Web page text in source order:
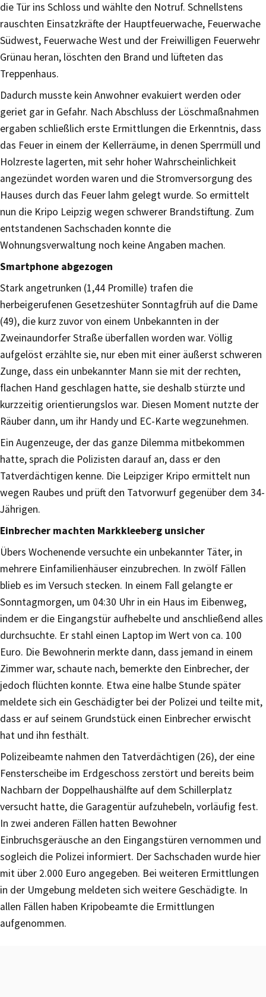
die Tür ins Schloss und wählte den Notruf. Schnellstens
rauschten Einsatzkräfte der Hauptfeuerwache, Feuerwache
Südwest, Feuerwache West und der Freiwilligen Feuerwehr
Grünau heran, löschten den Brand und lüfteten das
Treppenhaus.
Dadurch musste kein Anwohner evakuiert werden oder
geriet gar in Gefahr. Nach Abschluss der Löschmaßnahmen
ergaben schließlich erste Ermittlungen die Erkenntnis, dass
das Feuer in einem der Kellerräume, in denen Sperrmüll und
Holzreste lagerten, mit sehr hoher Wahrscheinlichkeit
angezündet worden waren und die Stromversorgung des
Hauses durch das Feuer lahm gelegt wurde. So ermittelt
nun die Kripo Leipzig wegen schwerer Brandstiftung. Zum
entstandenen Sachschaden konnte die
Wohnungsverwaltung noch keine Angaben machen.
Smartphone abgezogen
Stark angetrunken (1,44 Promille) trafen die
herbeigerufenen Gesetzeshüter Sonntagfrüh auf die Dame
(49), die kurz zuvor von einem Unbekannten in der
Zweinaundorfer Straße überfallen worden war. Völlig
aufgelöst erzählte sie, nur eben mit einer äußerst schweren
Zunge, dass ein unbekannter Mann sie mit der rechten,
flachen Hand geschlagen hatte, sie deshalb stürzte und
kurzzeitig orientierungslos war. Diesen Moment nutzte der
Räuber dann, um ihr Handy und EC-Karte wegzunehmen.
Ein Augenzeuge, der das ganze Dilemma mitbekommen
hatte, sprach die Polizisten darauf an, dass er den
Tatverdächtigen kenne. Die Leipziger Kripo ermittelt nun
wegen Raubes und prüft den Tatvorwurf gegenüber dem 34-
Jährigen.
Einbrecher machten Markkleeberg unsicher
Übers Wochenende versuchte ein unbekannter Täter, in
mehrere Einfamilienhäuser einzubrechen. In zwölf Fällen
blieb es im Versuch stecken. In einem Fall gelangte er
Sonntagmorgen, um 04:30 Uhr in ein Haus im Eibenweg,
indem er die Eingangstür aufhebelte und anschließend alles
durchsuchte. Er stahl einen Laptop im Wert von ca. 100
Euro. Die Bewohnerin merkte dann, dass jemand in einem
Zimmer war, schaute nach, bemerkte den Einbrecher, der
jedoch flüchten konnte. Etwa eine halbe Stunde später
meldete sich ein Geschädigter bei der Polizei und teilte mit,
dass er auf seinem Grundstück einen Einbrecher erwischt
hat und ihn festhält.
Polizeibeamte nahmen den Tatverdächtigen (26), der eine
Fensterscheibe im Erdgeschoss zerstört und bereits beim
Nachbarn der Doppelhaushälfte auf dem Schillerplatz
versucht hatte, die Garagentür aufzuhebeln, vorläufig fest.
In zwei anderen Fällen hatten Bewohner
Einbruchsgeräusche an den Eingangstüren vernommen und
sogleich die Polizei informiert. Der Sachschaden wurde hier
mit über 2.000 Euro angegeben. Bei weiteren Ermittlungen
in der Umgebung meldeten sich weitere Geschädigte. In
allen Fällen haben Kripobeamte die Ermittlungen
aufgenommen.